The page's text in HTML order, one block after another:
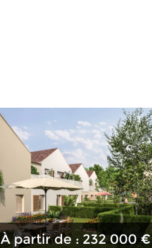
À partir de : 232 000 €